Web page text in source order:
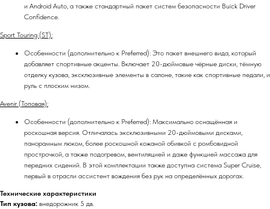
и Android Auto, а также стандартный пакет систем безопасности Buick Driver
Confidence.
Sport Touring (ST):
Особенности (дополнительно к Preferred): Это пакет внешнего вида, который
добавляет спортивные акценты. Включает 20-дюймовые чёрные диски, тёмную
отделку кузова, эксклюзивные элементы в салоне, такие как спортивные педали, и
руль с плоским низом.
Avenir (Топовая):
Особенности (дополнительно к Preferred): Максимально оснащённая и
роскошная версия. Отличалась эксклюзивными 20-дюймовыми дисками,
панорамным люком, более роскошной кожаной обивкой с ромбовидной
прострочкой, а также подогревом, вентиляцией и даже функцией массажа для
передних сидений. В этой комплектации также доступна система Super Cruise,
первый в отрасли ассистент вождения без рук на определённых дорогах.
Технические характеристики
Тип кузова: внедорожник 5 дв.